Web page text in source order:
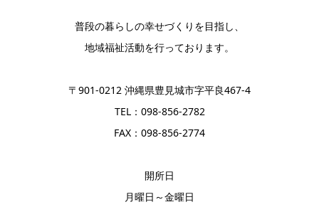
普段の暮らしの幸せづくりを目指し、
地域福祉活動を行っております。
〒901-0212 沖縄県豊見城市字平良467-4
TEL：098-856-2782
FAX：098-856-2774
開所日
月曜日～金曜日